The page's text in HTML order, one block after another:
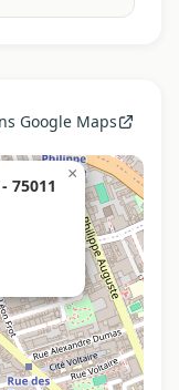
Google Maps
75011
×